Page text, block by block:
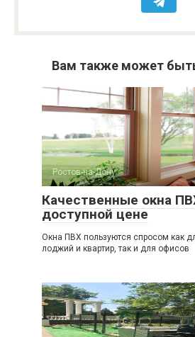
Вам также может
Ростов-на-Дону
Качественные окна
доступной цене
Окна ПВХ пользуются спросом как
лоджий и квартир, так и для офисов